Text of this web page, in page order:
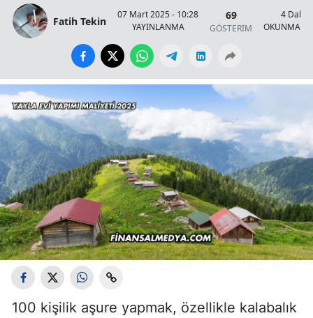
Fatih Tekin
07 Mart 2025 - 10:28
YAYINLANMA
69
GÖSTERİM
4
OKUNMA
100 kişilik aşure yapmak, özellikle kalabalık